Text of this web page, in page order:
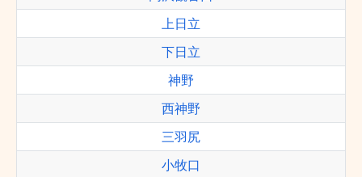
上日立
下日立
神野
西神野
三羽尻
小牧口